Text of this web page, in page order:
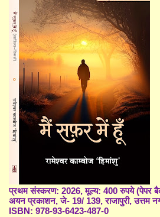
प्रथम संस्करण: 2026, मूल्य: 400 रुपये (पेपर
अयन प्रकाशन, जे- 19/ 139, राजापुरी, उत्तम
ISBN: 978-93-6423-487-0